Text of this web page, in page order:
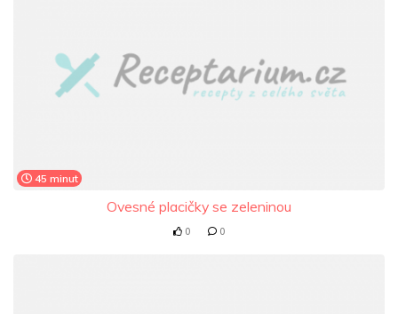
45 minut
Ovesné placičky se zeleninou
0 0